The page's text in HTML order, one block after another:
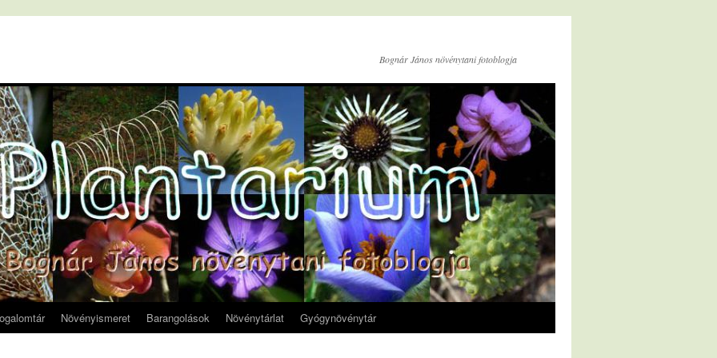
Bognár János növénytani fotoblogja
Növényismeret Barangolások Növénytárlat Gyógynövénytár